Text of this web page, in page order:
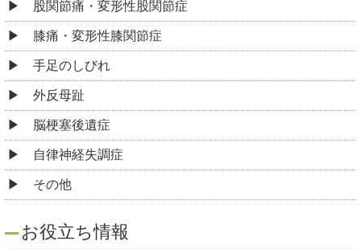
股関節痛・変形性股関節症
膝痛・変形性膝関節症
手足のしびれ
外反母趾
脳梗塞後遺症
自律神経失調症
その他
お役立ち情報